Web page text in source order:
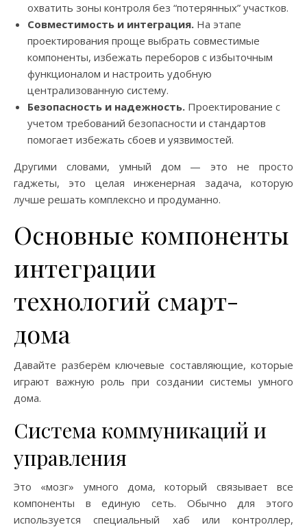
охватить зоны контроля без “потерянных” участков.
Совместимость и интеграция. На этапе
проектирования проще выбрать совместимые
компоненты, избежать переборов с избыточным
функционалом и настроить удобную
централизованную систему.
Безопасность и надежность. Проектирование с
учетом требований безопасности и стандартов
помогает избежать сбоев и уязвимостей.
Другими словами, умный дом — это не просто
гаджеты, это целая инженерная задача, которую
лучше решать комплексно и продуманно.
Основные компоненты
интеграции
технологий смарт-
дома
Давайте разберём ключевые составляющие, которые
играют важную роль при создании системы умного
дома.
Система коммуникаций и
управления
Это «мозг» умного дома, который связывает все
компоненты в единую сеть. Обычно для этого
используется специальный хаб или контроллер,